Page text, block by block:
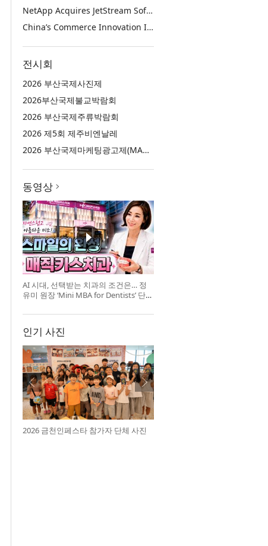
NetApp Acquires JetStream Software to Advance Cyber Resilience and Data Protection for the AI Era
China’s Commerce Innovation Is Reshaping Global Retail
전시회
2026 부산국제사진제
2026부산국제불교박람회
2026 부산국제주류박람회
2026 제5회 제주비엔날레
2026 부산국제마케팅광고제(MAD STARS 2026)
동영상
AI 시대, 선택받는 치과의 조건은… 정
유미 원장 ‘Mini MBA for Dentists’ 단독
인기 사진
2026 금천인페스타 참가자 단체 사진